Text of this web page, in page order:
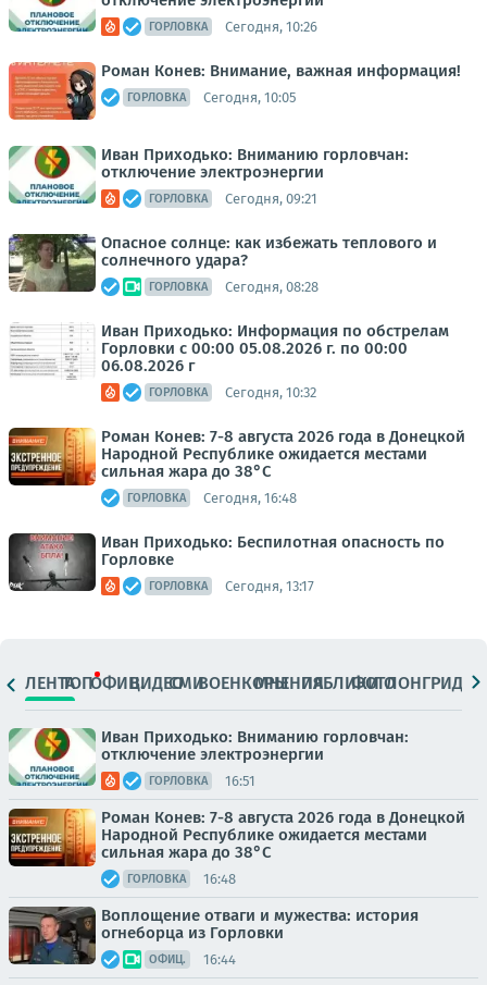
ГОРЛОВКА Сегодня, 10:26
Роман Конев: Внимание, важная информация!
ГОРЛОВКА Сегодня, 10:05
Иван Приходько: Вниманию горловчан:
отключение электроэнергии
ГОРЛОВКА Сегодня, 09:21
Опасное солнце: как избежать теплового и
солнечного удара?
ГОРЛОВКА Сегодня, 08:28
Иван Приходько: Информация по обстрелам
Горловки с 00:00 05.08.2026 г. по 00:00
06.08.2026 г
ГОРЛОВКА Сегодня, 10:32
Роман Конев: 7-8 августа 2026 года в Донецкой
Народной Республике ожидается местами
сильная жара до 38°С
ГОРЛОВКА Сегодня, 16:48
Иван Приходько: Беспилотная опасность по
Горловке
ГОРЛОВКА Сегодня, 13:17
ЛЕНТАТОПОФИЦ.ВИДЕОСМИВОЕНКОРЫМНЕНИЯПАБЛИКИ
ФОТОЛОНГРИДЫ
Иван Приходько: Вниманию горловчан:
отключение электроэнергии
ГОРЛОВКА 16:51
Роман Конев: 7-8 августа 2026 года в Донецкой
Народной Республике ожидается местами
сильная жара до 38°С
ГОРЛОВКА 16:48
Воплощение отваги и мужества: история
огнеборца из Горловки
ОФИЦ. 16:44